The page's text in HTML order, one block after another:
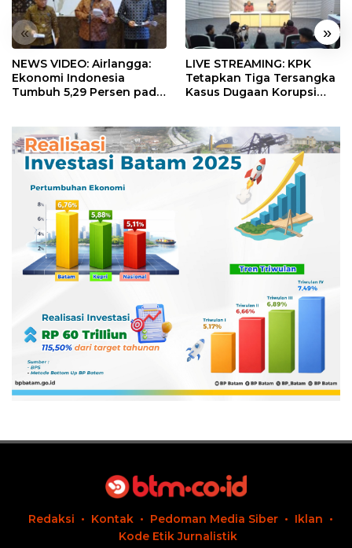
« »
NEWS VIDEO: Airlangga:
Ekonomi Indonesia
Tumbuh 5,29 Persen pada
LIVE STREAMING: KPK
Tetapkan Tiga Tersangka
Kasus Dugaan Korupsi
Redaksi Kontak Pedoman Media Siber
Iklan
Kode Etik Jurnalistik